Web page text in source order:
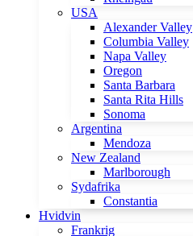
USA
Alexander Valley
Columbia Valley
Napa Valley
Oregon
Santa Barbara
Santa Rita Hills
Sonoma
Argentina
Mendoza
New Zealand
Marlborough
Sydafrika
Constantia
Hvidvin
Frankrig